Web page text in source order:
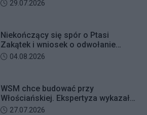
Data dodania artykułu:
29.07.2026
Niekończący się spór o Ptasi
Zakątek i wniosek o odwołanie
przewodniczącego Rady Dzielnicy
Data dodania artykułu:
04.08.2026
WSM chce budować przy
Włościańskiej. Ekspertyza wykazała
problemy z gruntem pod
Data dodania artykułu:
27.07.2026